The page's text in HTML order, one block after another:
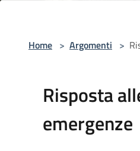
Home > Argomenti >
Risposta
emergenze